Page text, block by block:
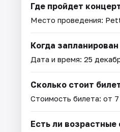
Где пройдет
Место проведения:
Когда
Дата и время: 25
Сколько стоит
Стоимость билета: от
Есть ли возрастные